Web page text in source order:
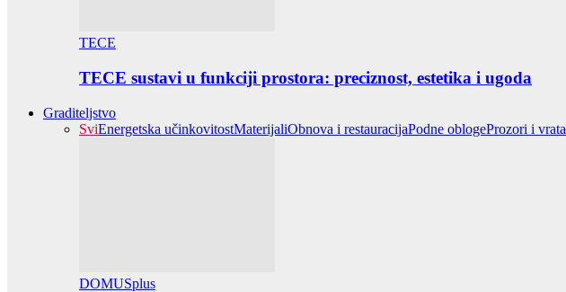
TECE
TECE sustavi u funkciji prostora: preciznost, estetika i ugoda
Graditeljstvo
SviEnergetska učinkovitostMaterijaliObnova i restauracijaPodne oblogeProzori i vrata
DOMUSplus